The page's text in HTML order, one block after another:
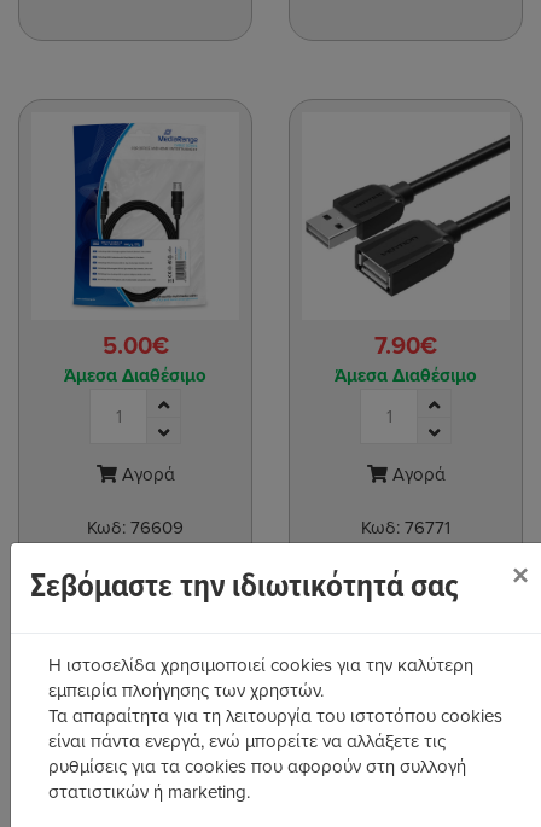
ΦΊΛΤΡΑ
5.00€
Άμεσα Διαθέσιμο
Αγορά
Κωδ: 76609
AM/AF 3.0m Black (MRCS111)
7.90€
Άμεσα Διαθέσιμο
Αγορά
Κωδ: 76771
AM/AF 5M Black
Εμφανιση 1-4 από 4 προϊόντα
Σεβόμαστε την ιδιωτικότητά σας ×
Η ιστοσελίδα χρησιμοποιεί cookies για την καλύτερη
εμπειρία πλοήγησης των χρηστών.
Τα απαραίτητα για τη λειτουργία του ιστοτόπου cookies
είναι πάντα ενεργά, ενώ μπορείτε να αλλάξετε τις
ρυθμίσεις για τα cookies που αφορούν στη συλλογή
στατιστικών ή marketing.